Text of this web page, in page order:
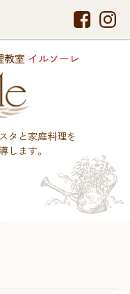
教室 イルソーレ
タと家庭料理を
します。